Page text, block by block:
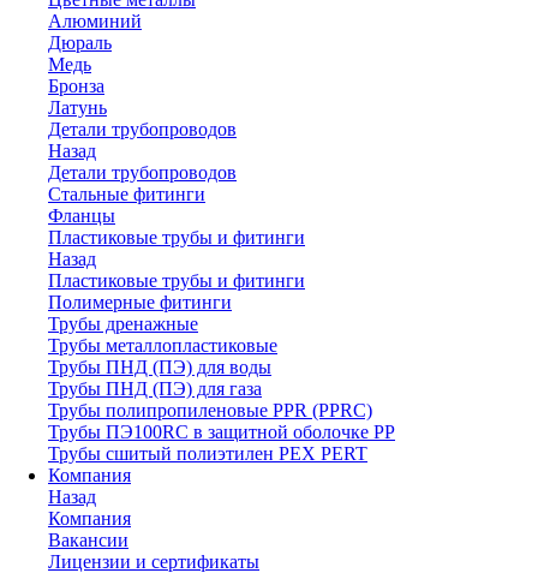
Алюминий
Дюраль
Медь
Бронза
Латунь
Детали трубопроводов
Назад
Детали трубопроводов
Стальные фитинги
Фланцы
Пластиковые трубы и фитинги
Назад
Пластиковые трубы и фитинги
Полимерные фитинги
Трубы дренажные
Трубы металлопластиковые
Трубы ПНД (ПЭ) для воды
Трубы ПНД (ПЭ) для газа
Трубы полипропиленовые PPR (PPRC)
Трубы ПЭ100RC в защитной оболочке PP
Трубы сшитый полиэтилен PEX PERT
Компания
Назад
Компания
Вакансии
Лицензии и сертификаты